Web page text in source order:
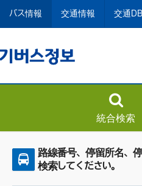
バス情報 交通情報 交通DB
統合検索
路線番号、停留所名、
検索してください。